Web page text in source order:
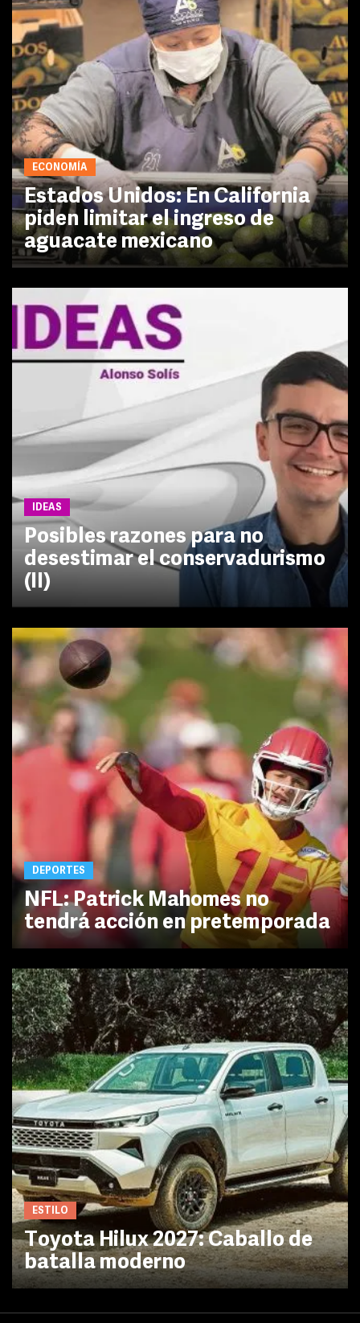
ECONOMÍA
Estados Unidos: En California
piden limitar el ingreso de
aguacate mexicano
IDEAS
Posibles razones para no
desestimar el conservadurismo
(II)
DEPORTES
NFL: Patrick Mahomes no
tendrá acción en pretemporada
ESTILO
Toyota Hilux 2027: Caballo de
batalla moderno